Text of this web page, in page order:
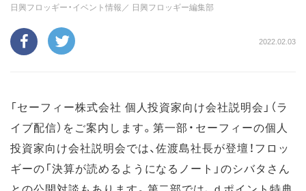
日興フロッギー・イベント情報／ 日興フロッギー編集部
2022.02.03
「セーフィー株式会社 個人投資家向け会社説明会」（ラ
イブ配信）をご案内します。第一部・セーフィーの個人
投資家向け会社説明会では、佐渡島社長が登壇！フロッ
ギーの「決算が読めるようになるノート」のシバタさん